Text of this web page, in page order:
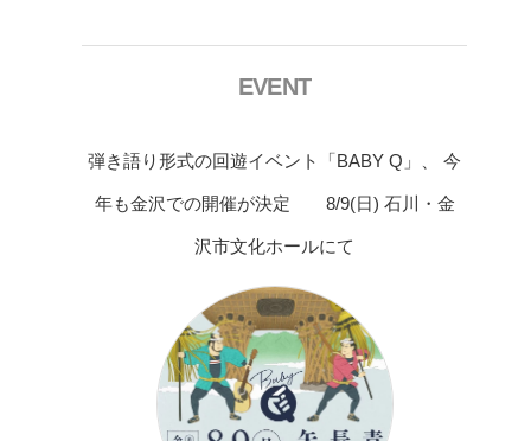
EVENT
弾き語り形式の回遊イベント「BABY Q」、 今
年も金沢での開催が決定 8/9(日) 石川・金
沢市文化ホールにて